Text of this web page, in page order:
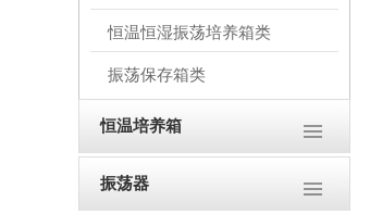
恒温恒湿振荡培养箱类
振荡保存箱类
恒温培养箱
振荡器